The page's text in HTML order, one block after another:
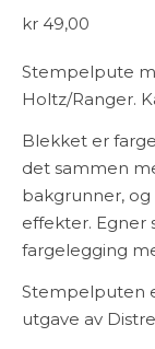
kr 49,00
Stempelpute
Holtz/Ranger.
Blekket er
det sammen
bakgrunner,
effekter. Egner
fargelegging
Stempelputen
utgave av